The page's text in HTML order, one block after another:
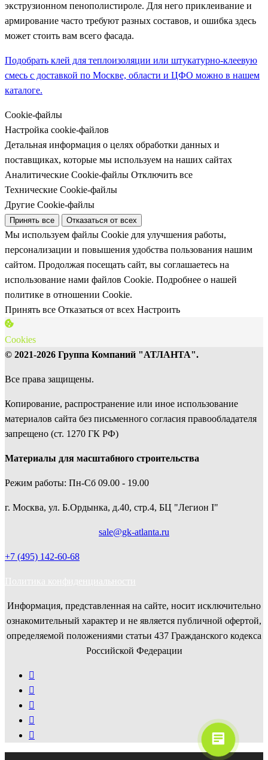
экструзионном пенополистироле. Для него приклеивание и
армирование часто требуют разных составов, и ошибка здесь
может стоить вам всего фасада.
Подобрать клей для теплоизоляции или штукатурно-клеевую
смесь с доставкой по Москве, области и ЦФО можно в нашем
каталоге.
Cookie-файлы
Настройка cookie-файлов
Детальная информация о целях обработки данных и
поставщиках, которые мы используем на наших сайтах
Аналитические Cookie-файлы Отключить все
Технические Cookie-файлы
Другие Cookie-файлы
Принять все Отказаться от всех
Мы используем файлы Cookie для улучшения работы,
персонализации и повышения удобства пользования нашим
сайтом. Продолжая посещать сайт, вы соглашаетесь на
использование нами файлов Cookie. Подробнее о нашей
политике в отношении Cookie.
Принять все Отказаться от всех Настроить
Cookies
© 2021-2026 Группа Компаний "АТЛАНТА".
Все права защищены.
Копирование, распространение или иное использование
материалов сайта без письменного согласия правообладателя
запрещено (ст. 1270 ГК РФ)
Материалы для масштабного строительства
Режим работы: Пн-Сб 09.00 - 19.00
г. Москва, ул. Б.Ордынка, д.40, стр.4, БЦ "Легион I"
sale@gk-atlanta.ru
+7 (495) 142-60-68
Политика конфиденциальности
Информация, представленная на сайте, носит исключительно
ознакомительный характер и не является публичной офертой,
определяемой положениями cтатьи 437 Гражданского кодекса
Российской Федерации